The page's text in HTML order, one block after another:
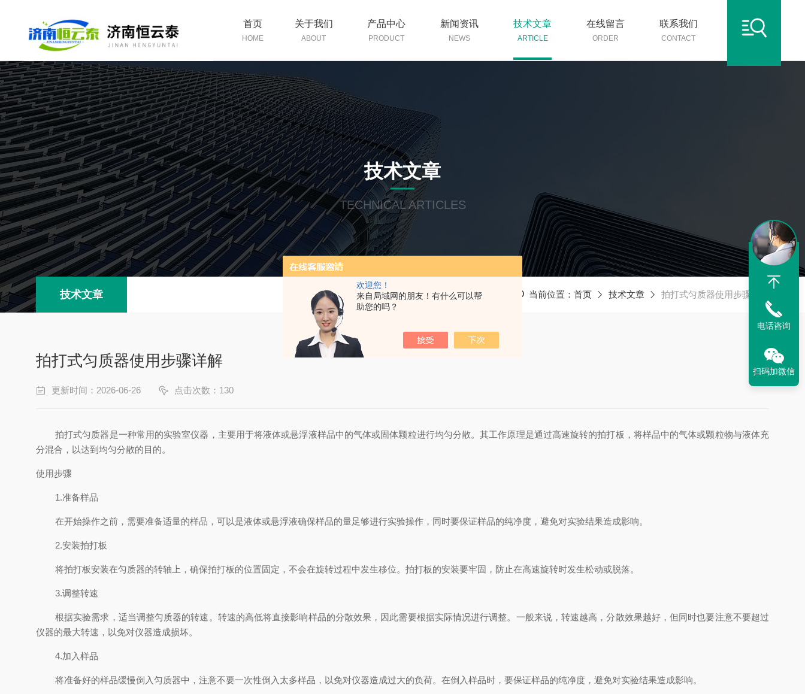
欢迎您！
来自局域网的朋友！有什么可以帮
助您的吗？
首页
HOME
关于我们
ABOUT
产品中心
PRODUCT
新闻资讯
NEWS
技术文章
ARTICLE
在线留言
ORDER
联系我们
CONTACT
技术文章
TECHNICAL ARTICLES
技术文章 当前位置： 首页 技术文章 拍打式匀质器使用步骤详解
拍打式匀质器使用步骤详解
更新时间：2026-06-26 点击次数：130
拍打式匀质器是一种常用的实验室仪器，主要用于将液体或悬浮液样品中的气体或固体颗粒进行均匀分散。其工作原理是通过高速旋转的拍打板，将样品中的气体或颗粒物与液体充
分混合，以达到均匀分散的目的。
使用步骤
1.准备样品
在开始操作之前，需要准备适量的样品，可以是液体或悬浮液确保样品的量足够进行实验操作，同时要保证样品的纯净度，避免对实验结果造成影响。
2.安装拍打板
将拍打板安装在匀质器的转轴上，确保拍打板的位置固定，不会在旋转过程中发生移位。拍打板的安装要牢固，防止在高速旋转时发生松动或脱落。
3.调整转速
根据实验需求，适当调整匀质器的转速。转速的高低将直接影响样品的分散效果，因此需要根据实际情况进行调整。一般来说，转速越高，分散效果越好，但同时也要注意不要超过
仪器的最大转速，以免对仪器造成损坏。
4.加入样品
将准备好的样品缓慢倒入匀质器中，注意不要一次性倒入太多样品，以免对仪器造成过大的负荷。在倒入样品时，要保证样品的纯净度，避免对实验结果造成影响。
电话咨询
扫码加微信